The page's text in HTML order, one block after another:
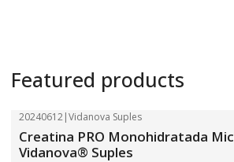
Featured products
-18% OFF
20240612|Vidanova Suples
Creatina PRO Monohidratada
Vidanova® Suples